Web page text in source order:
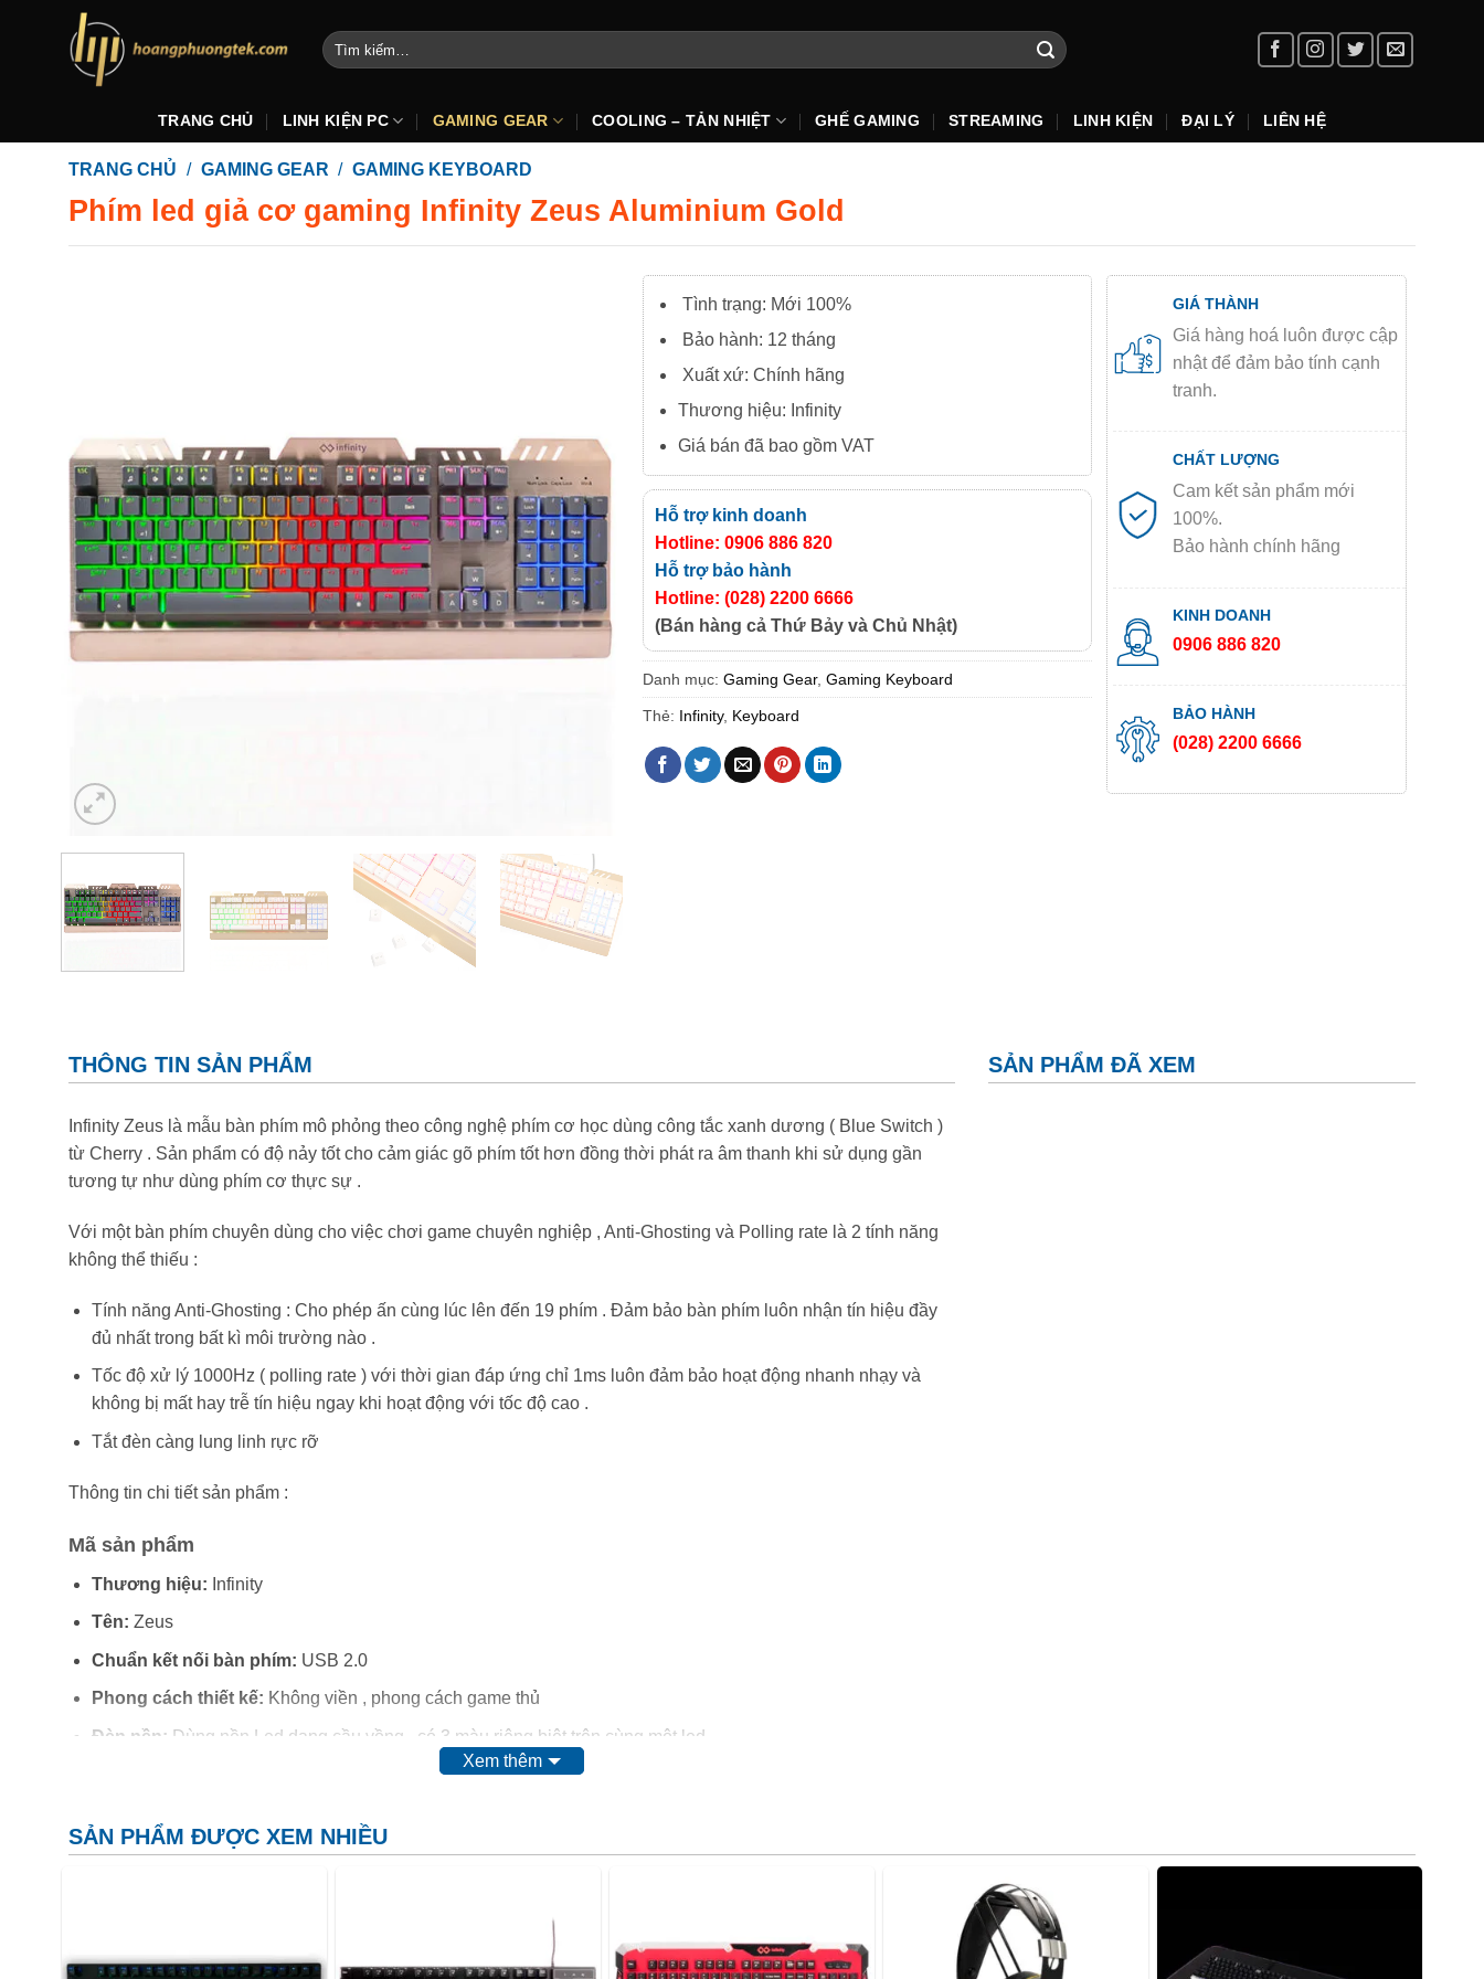
Tìm
kiếm:
TRANG CHỦ LINH KIỆN PC GAMING GEAR COOLING – TẢN NHIỆT GHẾ GAMING STREAMING LINH KIỆN ĐẠI LÝ LIÊN HỆ
TRANG CHỦ / GAMING GEAR / GAMING KEYBOARD
Phím led giả cơ gaming Infinity Zeus Aluminium Gold
Tình trạng: Mới 100%
Bảo hành: 12 tháng
Xuất xứ: Chính hãng
Thương hiệu: Infinity
Giá bán đã bao gồm VAT
Hỗ trợ kinh doanh
Hotline: 0906 886 820
Hỗ trợ bảo hành
Hotline: (028) 2200 6666
(Bán hàng cả Thứ Bảy và Chủ Nhật)
Danh mục:Gaming Gear,Gaming Keyboard
Thẻ: Infinity, Keyboard
GIÁ THÀNH
Giá hàng hoá luôn được cập
nhật để đảm bảo tính cạnh
tranh.
CHẤT LƯỢNG
Cam kết sản phẩm mới
100%.
Bảo hành chính hãng
KINH DOANH
0906 886 820
BẢO HÀNH
(028) 2200 6666
THÔNG TIN SẢN PHẨM
Infinity Zeus là mẫu bàn phím mô phỏng theo công nghệ phím cơ học dùng công tắc xanh dương ( Blue Switch )
từ Cherry . Sản phẩm có độ nảy tốt cho cảm giác gõ phím tốt hơn đồng thời phát ra âm thanh khi sử dụng gần
tương tự như dùng phím cơ thực sự .
Với một bàn phím chuyên dùng cho việc chơi game chuyên nghiệp , Anti-Ghosting và Polling rate là 2 tính năng
không thể thiếu :
Tính năng Anti-Ghosting : Cho phép ấn cùng lúc lên đến 19 phím . Đảm bảo bàn phím luôn nhận tín hiệu đầy
đủ nhất trong bất kì môi trường nào .
Tốc độ xử lý 1000Hz ( polling rate ) với thời gian đáp ứng chỉ 1ms luôn đảm bảo hoạt động nhanh nhạy và
không bị mất hay trễ tín hiệu ngay khi hoạt động với tốc độ cao .
Tắt đèn càng lung linh rực rỡ
Thông tin chi tiết sản phẩm :
Mã sản phẩm
Thương hiệu: Infinity
Tên: Zeus
Chuẩn kết nối bàn phím: USB 2.0
Phong cách thiết kế: Không viền , phong cách game thủ
Đèn nền: Dùng nền Led dạng cầu vồng , có 3 màu riêng biệt trên cùng một led
Mô phỏng phím cơ công tắc xanh dương ( Blue Switch )
Màu sắc:Trắng/Vàng
Trọng lượng:1.3Kg
Xem thêm
SẢN PHẨM ĐÃ XEM
SẢN PHẨM ĐƯỢC XEM NHIỀU